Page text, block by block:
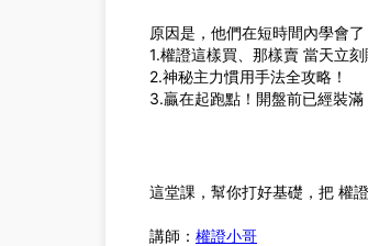
原因是，他們在短時間內學會了
1.權證這樣買、那樣賣 當天立刻
2.神秘主力慣用手法全攻略！
3.贏在起跑點！開盤前已經裝滿
這堂課，幫你打好基礎，把 權
講師： 權證小哥